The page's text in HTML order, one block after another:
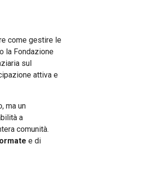
come gestire le
la Fondazione
sul
attiva e
ma un
a
comunità.
e di